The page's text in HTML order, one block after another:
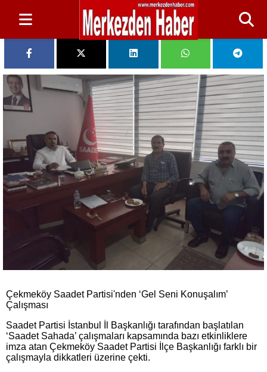
Çekmeköy Saadet Partisi'nden ‘Gel Seni Konuşalım’
Çalışması
Saadet Partisi İstanbul İl Başkanlığı tarafından başlatılan
‘Saadet Sahada’ çalışmaları kapsamında bazı etkinliklere
imza atan Çekmeköy Saadet Partisi İlçe Başkanlığı farklı bir
çalışmayla dikkatleri üzerine çekti.